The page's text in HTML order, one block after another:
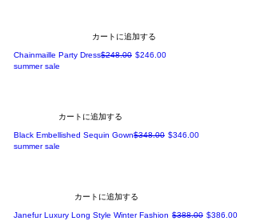
カートに追加する
Chainmaille Party Dress通常価格
$248.00 セール価格
$246.00
summer sale
カートに追加する
Black Embellished Sequin Gown通常価格
$348.00 セール価格
$346.00
summer sale
カートに追加する
Janefur Luxury Long Style Winter Fashion 通常価格
$388.00 セール価格
$386.00